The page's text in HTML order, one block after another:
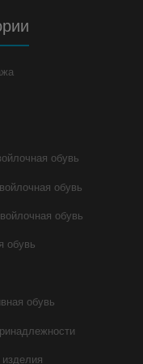
обувь
обувь
обувь
обувь
обувь